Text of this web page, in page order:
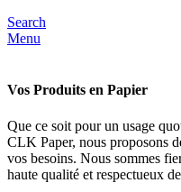
Search
Menu
Vos Produits en Papier
Que ce soit pour un usage
CLK Paper, nous proposons
vos besoins. Nous sommes
haute qualité et respectueux